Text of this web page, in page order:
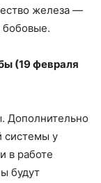
железа —
бобовые.
(19 февраля
Дополнительно
системы у
в работе
будут